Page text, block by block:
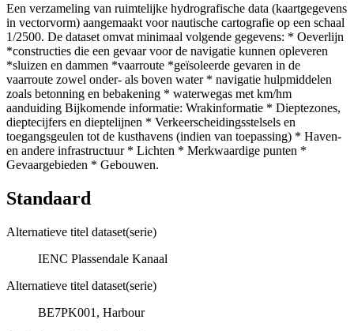
Een verzameling van ruimtelijke hydrografische data (kaartgegevens
in vectorvorm) aangemaakt voor nautische cartografie op een schaal
1/2500. De dataset omvat minimaal volgende gegevens: * Oeverlijn
*constructies die een gevaar voor de navigatie kunnen opleveren
*sluizen en dammen *vaarroute *geïsoleerde gevaren in de
vaarroute zowel onder- als boven water * navigatie hulpmiddelen
zoals betonning en bebakening * waterwegas met km/hm
aanduiding Bijkomende informatie: Wrakinformatie * Dieptezones,
dieptecijfers en dieptelijnen * Verkeerscheidingsstelsels en
toegangsgeulen tot de kusthavens (indien van toepassing) * Haven-
en andere infrastructuur * Lichten * Merkwaardige punten *
Gevaargebieden * Gebouwen.
Standaard
Alternatieve titel dataset(serie)
IENC Plassendale Kanaal
Alternatieve titel dataset(serie)
BE7PK001, Harbour